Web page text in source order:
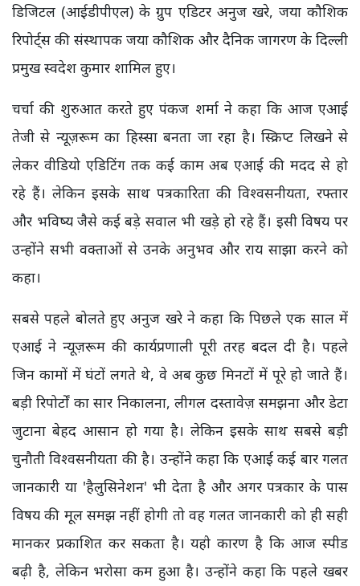
डिजिटल (आईडीपीएल) के ग्रुप एडिटर अनुज खरे, जया कौशिक
रिपोर्ट्स की संस्थापक जया कौशिक और दैनिक जागरण के दिल्ली
प्रमुख स्वदेश कुमार शामिल हुए।
चर्चा की शुरुआत करते हुए पंकज शर्मा ने कहा कि आज एआई
तेजी से न्यूज़रूम का हिस्सा बनता जा रहा है। स्क्रिप्ट लिखने से
लेकर वीडियो एडिटिंग तक कई काम अब एआई की मदद से हो
रहे हैं। लेकिन इसके साथ पत्रकारिता की विश्वसनीयता, रफ्तार
और भविष्य जैसे कई बड़े सवाल भी खड़े हो रहे हैं। इसी विषय पर
उन्होंने सभी वक्ताओं से उनके अनुभव और राय साझा करने को
कहा।
सबसे पहले बोलते हुए अनुज खरे ने कहा कि पिछले एक साल में
एआई ने न्यूज़रूम की कार्यप्रणाली पूरी तरह बदल दी है। पहले
जिन कामों में घंटों लगते थे, वे अब कुछ मिनटों में पूरे हो जाते हैं।
बड़ी रिपोर्टों का सार निकालना, लीगल दस्तावेज़ समझना और डेटा
जुटाना बेहद आसान हो गया है। लेकिन इसके साथ सबसे बड़ी
चुनौती विश्वसनीयता की है। उन्होंने कहा कि एआई कई बार गलत
जानकारी या 'हैलुसिनेशन' भी देता है और अगर पत्रकार के पास
विषय की मूल समझ नहीं होगी तो वह गलत जानकारी को ही सही
मानकर प्रकाशित कर सकता है। यही कारण है कि आज स्पीड
बढ़ी है, लेकिन भरोसा कम हुआ है। उन्होंने कहा कि पहले खबर